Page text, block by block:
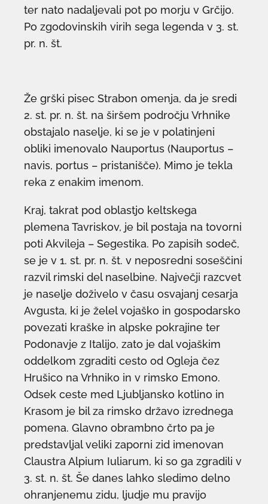
ter nato nadaljevali pot po morju v Grčijo.
Po zgodovinskih virih sega legenda v 3. st.
pr. n. št.
Že grški pisec Strabon omenja, da je sredi
2. st. pr. n. št. na širšem področju Vrhnike
obstajalo naselje, ki se je v polatinjeni
obliki imenovalo Nauportus (Nauportus –
navis, portus – pristanišče). Mimo je tekla
reka z enakim imenom.
Kraj, takrat pod oblastjo keltskega
plemena Tavriskov, je bil postaja na tovorni
poti Akvileja – Segestika. Po zapisih sodeč,
se je v 1. st. pr. n. št. v neposredni soseščini
razvil rimski del naselbine. Največji razcvet
je naselje doživelo v času osvajanj cesarja
Avgusta, ki je želel vojaško in gospodarsko
povezati kraške in alpske pokrajine ter
Podonavje z Italijo, zato je dal vojaškim
oddelkom zgraditi cesto od Ogleja čez
Hrušico na Vrhniko in v rimsko Emono.
Odsek ceste med Ljubljansko kotlino in
Krasom je bil za rimsko državo izrednega
pomena. Glavno obrambno črto pa je
predstavljal veliki zaporni zid imenovan
Claustra Alpium Iuliarum, ki so ga zgradili v
3. st. n. št. Še danes lahko sledimo delno
ohranjenemu zidu, ljudje mu pravijo